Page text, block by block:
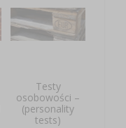
Testy
osobowości –
(personality
tests)